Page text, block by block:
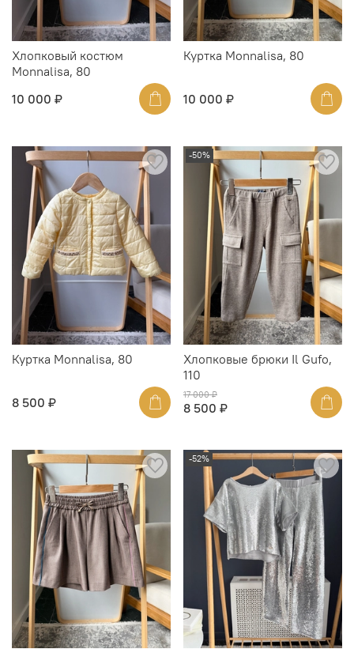
Хлопковый костюм
Monnalisa, 80
10 000 ₽
Куртка Monnalisa, 80
10 000 ₽
Куртка Monnalisa, 80
8 500 ₽
-50%
Хлопковые брюки Il Gufo,
110
17 000 ₽
8 500 ₽
-52%